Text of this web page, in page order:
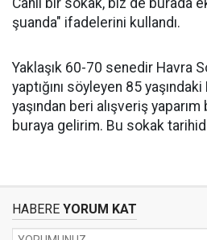
Canlı bir sokak, biz de burada
şuanda" ifadelerini kullandı.
Yaklaşık 60-70 senedir Havra
yaptığını söyleyen 85
yaşından beri alışveriş
buraya gelirim. Bu sokak
HABERE YORUM KAT